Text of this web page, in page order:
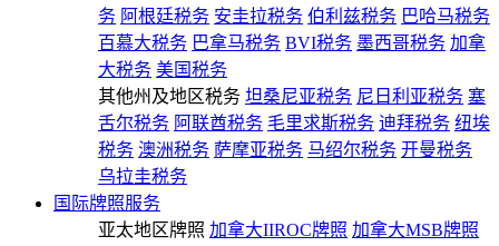
务 阿根廷税务 安圭拉税务 伯利兹税务 巴哈马税务
百慕大税务 巴拿马税务 BVI税务 墨西哥税务 加拿
大税务 美国税务
其他州及地区税务 坦桑尼亚税务 尼日利亚税务 塞
舌尔税务 阿联酋税务 毛里求斯税务 迪拜税务 纽埃
税务 澳洲税务 萨摩亚税务 马绍尔税务 开曼税务
乌拉圭税务
国际牌照服务
亚太地区牌照 加拿大IIROC牌照 加拿大MSB牌照